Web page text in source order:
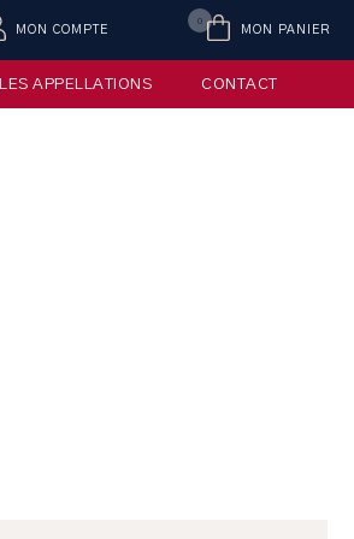
MON COMPTE MON PANIER
0
LES APPELLATIONS CONTACT